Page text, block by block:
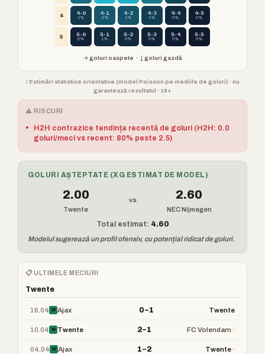
4 4-0
1%
4-1
2%
4-2
1%
4-3
1%
4-4
0%
4-5
0%
5 5-0
0%
5-1
1%
5-2
0%
5-3
0%
5-4
0%
5-5
0%
→ goluri oaspete · ↓ goluri gazdă
ℹ️ Estimări statistice orientative (model Poisson pe mediile de goluri) · nu
garantează rezultatul · 18+
⚠️ RISCURI
•
H2H contrazice tendința recentă de goluri (H2H: 0.0
goluri/meci vs recent: 80% peste 2.5)
GOLURI AȘTEPTATE (XG ESTIMAT DE MODEL)
2.00
Twente
vs 2.60
NEC Nijmegen
Total estimat: 4.60
Modelul sugerează un profil ofensiv, cu potențial ridicat de goluri.
📋 ULTIMELE MECIURI
Twente
16.04 W Ajax 0–1 Twente
10.04 W Twente 2–1 FC Volendam›
04.04 W Ajax 1–2 Twente›